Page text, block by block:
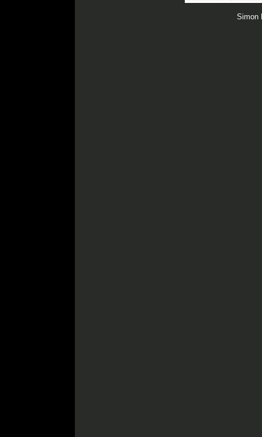
Simon